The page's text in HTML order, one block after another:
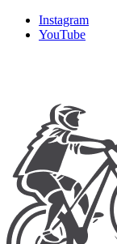
Instagram
YouTube